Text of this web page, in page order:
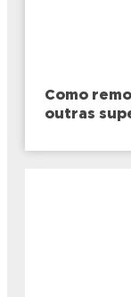
Como
outras